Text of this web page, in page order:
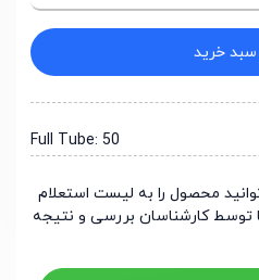
سبد خرید
Full Tube: 50
محصول را به لیست استعلام
توسط کارشناسان بررسی و نتیجه